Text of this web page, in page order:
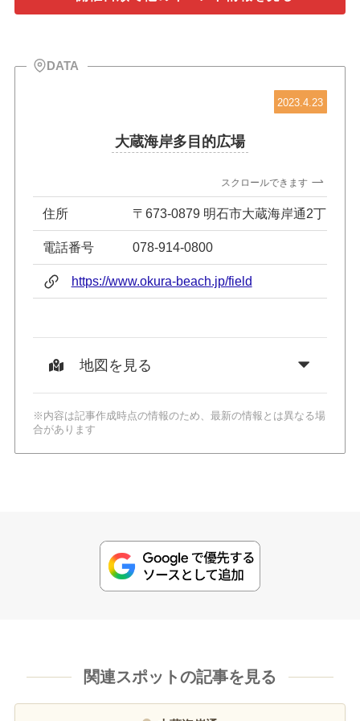
DATA
2023.4.23
大蔵海岸多目的広場
スクロールできます
住所 〒673-0879 明石市大蔵海岸通2丁目5番
電話番号 078-914-0800
https://www.okura-beach.jp/field
地図を見る
※内容は記事作成時点の情報のため、最新の情報とは異なる場
合があります
関連スポットの記事を見る